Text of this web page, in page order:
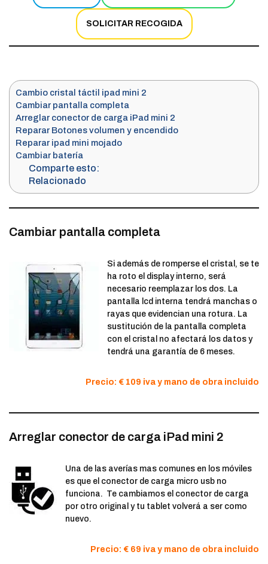
SOLICITAR RECOGIDA
Cambio cristal táctil ipad mini 2
Cambiar pantalla completa
Arreglar conector de carga iPad mini 2
Reparar Botones volumen y encendido
Reparar ipad mini mojado
Cambiar batería
Comparte esto:
Relacionado
Cambiar pantalla completa
Si además de romperse el cristal, se te
ha roto el display interno, será
necesario reemplazar los dos. La
pantalla lcd interna tendrá manchas o
rayas que evidencian una rotura. La
sustitución de la pantalla completa
con el cristal no afectará los datos y
tendrá una garantía de 6 meses.
Precio: € 109 iva y mano de obra incluido
Arreglar conector de carga iPad mini 2
Una de las averías mas comunes en los móviles
es que el conector de carga micro usb no
funciona. Te cambiamos el conector de carga
por otro original y tu tablet volverá a ser como
nuevo.
Precio: € 69 iva y mano de obra incluido